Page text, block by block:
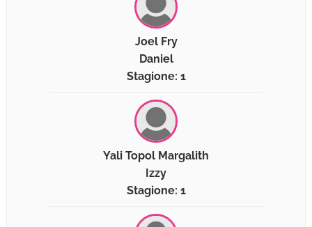
Joel Fry
Daniel
Stagione: 1
Yali Topol Margalith
Izzy
Stagione: 1